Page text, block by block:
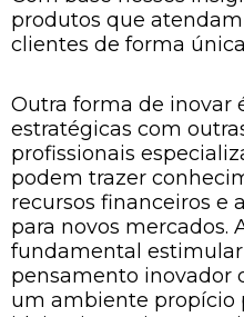
produtos que
clientes de forma
Outra forma de inovar
estratégicas com
profissionais
podem trazer
recursos financeiros e
para novos mercados.
fundamental
pensamento inovador
um ambiente propício